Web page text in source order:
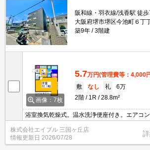
阪和線・羽衣線/浅香駅 徒
大阪府堺市堺区今池町６丁
築9年
3階建
画像：7枚
5.7万円(管理費等：4,000
敷
なし 礼
6万
2階
1R 28.8m²
浴室換気乾燥式。温水洗浄便座付き。エアコン
キッチン。
株式会社エイブル 三国ヶ丘店
情報更新日 2026/07/28